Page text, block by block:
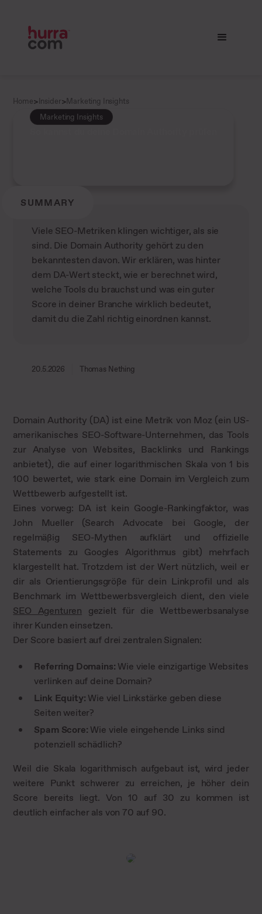
Home>Insider>Marketing Insights
Marketing Insights
SUMMARY
Viele SEO-Metriken klingen wichtiger, als sie
sind. Die Domain Authority gehört zu den
bekanntesten davon. Wir erklären, was hinter
dem DA-Wert steckt, wie er berechnet wird,
welche Tools du brauchst und was ein guter
Score in deiner Branche wirklich bedeutet,
damit du die Zahl richtig einordnen kannst.
20.5.2026 Thomas Nething
Domain Authority (DA) ist eine Metrik von Moz (ein US-
amerikanisches SEO-Software-Unternehmen, das Tools
zur Analyse von Websites, Backlinks und Rankings
anbietet), die auf einer logarithmischen Skala von 1 bis
100 bewertet, wie stark eine Domain im Vergleich zum
Wettbewerb aufgestellt ist.
Eines vorweg: DA ist kein Google-Rankingfaktor, was
John Mueller (Search Advocate bei Google, der
regelmäßig SEO-Mythen aufklärt und offizielle
Statements zu Googles Algorithmus gibt) mehrfach
klargestellt hat. Trotzdem ist der Wert nützlich, weil er
dir als Orientierungsgröße für dein Linkprofil und als
Benchmark im Wettbewerbsvergleich dient, den viele
SEO Agenturen gezielt für die Wettbewerbsanalyse
ihrer Kunden einsetzen.
Der Score basiert auf drei zentralen Signalen:
Referring Domains: Wie viele einzigartige Websites
verlinken auf deine Domain?
Link Equity: Wie viel Linkstärke geben diese
Seiten weiter?
Spam Score: Wie viele eingehende Links sind
potenziell schädlich?
Weil die Skala logarithmisch aufgebaut ist, wird jeder
weitere Punkt schwerer zu erreichen, je höher dein
Score bereits liegt. Von 10 auf 30 zu kommen ist
deutlich einfacher als von 70 auf 90.